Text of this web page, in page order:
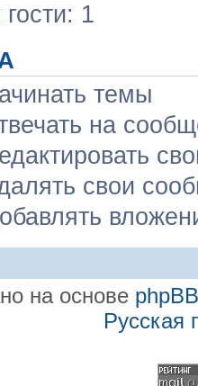
1
темы
на
свои
на основе phpBB
Русская